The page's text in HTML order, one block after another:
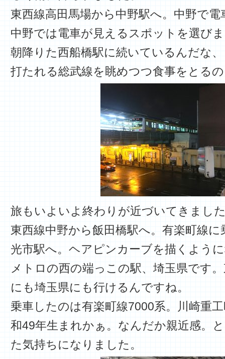
東西線高田馬場から中野駅へ。中野で
中野では電車が見えるスポットを選び
朝降りた西船橋駅に続いているんだな
打たれる総武線を眺めつつ食事をとる
旅もいよいよ終わりが近づいてきまし
東西線中野から飯田橋駅へ。有楽町線
光市駅へ。ヘアピンカーブを描くよう
メトロの西の端っこの駅、埼玉県です
にも埼玉県にも行けるんですね。
乗車したのは有楽町線7000系。川崎重
和49年生まれかぁ。なんだか親近感。
た気持ちになりました。